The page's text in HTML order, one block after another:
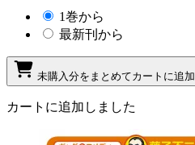
1巻から
最新刊から
未購入分をまとめてカートに追加
カートに追加しました